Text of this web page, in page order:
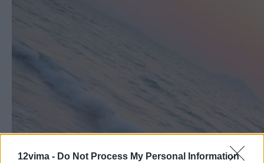
12vima - Do Not Process My Personal Information